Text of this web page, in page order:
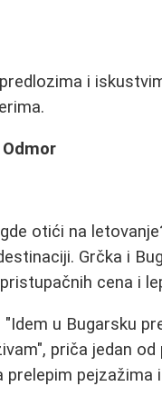
i
otići na
Grčka i
cena i
u Bugarsku
priča jedan od
pejzažima